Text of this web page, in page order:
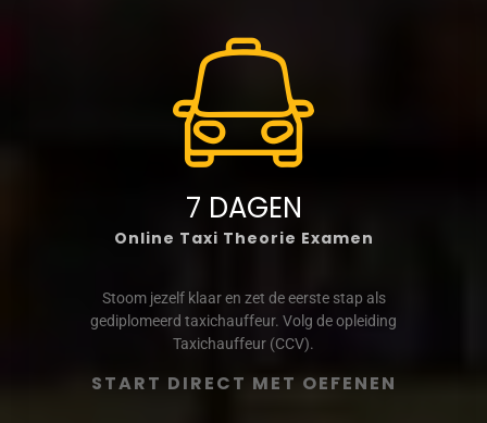
7 DAGEN
Online Taxi Theorie Examen
Stoom jezelf klaar en zet de eerste stap als
gediplomeerd taxichauffeur. Volg de opleiding
Taxichauffeur (CCV).
START DIRECT MET OEFENEN